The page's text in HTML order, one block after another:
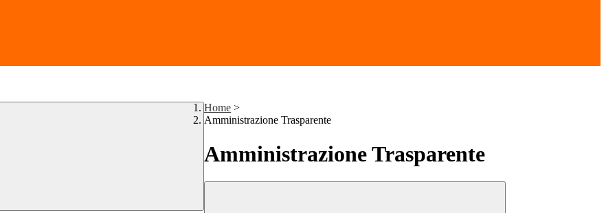
Home >
Amministrazione Trasparente
Amministrazione Trasparente